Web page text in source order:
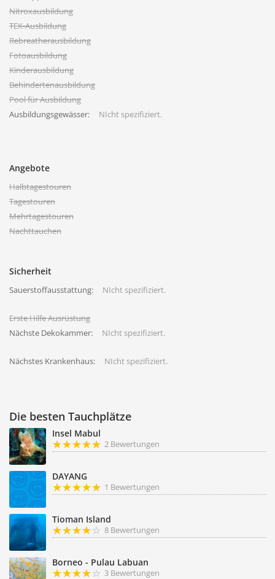
Nitroxausbildung
TEK-Ausbildung
Rebreatherausbildung
Fotoausbildung
Kinderausbildung
Behindertenausbildung
Pool für Ausbildung
Ausbildungsgewässer:
NIcht spezifiziert.
Angebote
Halbtagestouren
Tagestouren
Mehrtagestouren
Nachttauchen
Sicherheit
Sauerstoffausstattung: NIcht spezifiziert.
Erste Hilfe Ausrüstung
Nächste Dekokammer:
NIcht spezifiziert.
Nächstes Krankenhaus: NIcht spezifiziert.
Die besten Tauchplätze
Insel Mabul
2 Bewertungen
DAYANG
1 Bewertungen
Tioman Island
8 Bewertungen
Borneo - Pulau Labuan
3 Bewertungen